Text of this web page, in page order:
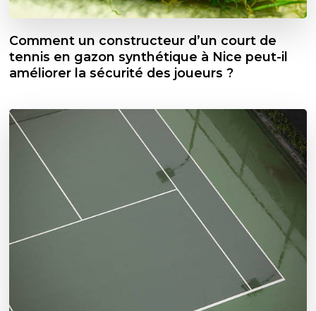
Comment un constructeur d’un court de
tennis en gazon synthétique à Nice peut-il
améliorer la sécurité des joueurs ?